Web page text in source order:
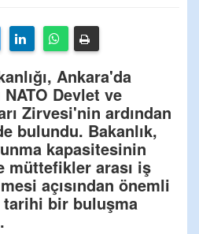
Ankara'da
Devlet ve
Zirvesi'nin ardından
bulundu. Bakanlık,
kapasitesinin
arası iş
açısından önemli
tarihi bir buluşma